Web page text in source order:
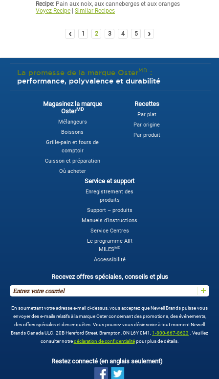
Recipe: Pain aux noix, aux canneberges et aux oranges
Voyez Recipe
Similar Recipes
‹ 1 2 3 4 5 ›
La promesse de la marque OsterMD :
performance, polyvalence et durabilité
Magasinez la marque
OsterMD
Mélangeurs
Boissons
Grille-pain et fours de
comptoir
Cuisson et préparation
Où acheter
Recettes
Par plat
Par origine
Par produit
Service et support
Enregistrement des
produits
Support – produits
Manuels d’instructions
Service Centres
Le programme AIR
MILESMD
Accessibilité
Recevez offres spéciales, conseils et plus
En soumettant votre adresse e-mail ci-dessus, vous acceptez que Newell Brands puisse vous
envoyer des e-mails relatifs à la marque Oster concernant des promotions, des événements,
des offres spéciales et des enquêtes. Vous pouvez vous désinscrire à tout moment Newell
Brands Canada ULC. 20B Hereford Street, Brampton, ON L6Y 0M1, 1-800-667-8623
. Veuillez
consulter notre déclaration de confidentialité pour plus de détails.
Restez connecté (en anglais seulement)